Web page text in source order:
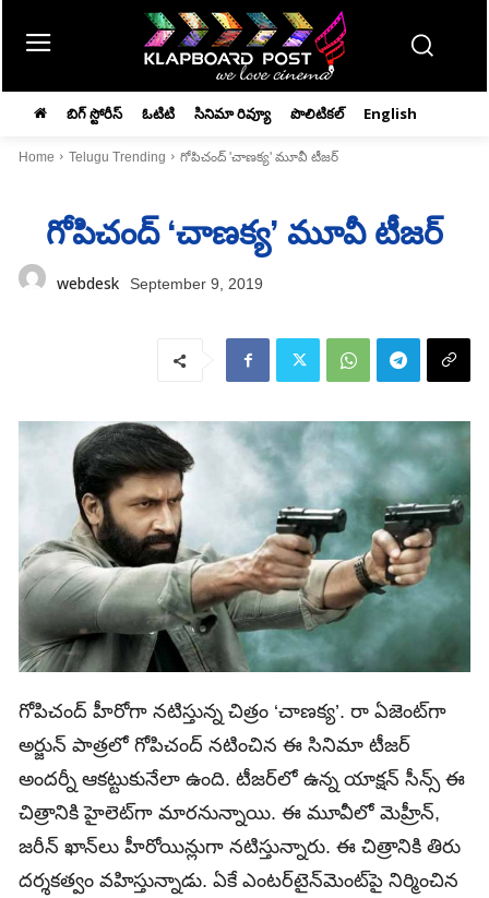
బిగ్ స్టోరీస్ ఓటిటి సినిమా రివ్యూ పొలిటికల్ English
Home Telugu Trending గోపిచంద్‌ 'చాణక్య' మూవీ టీజర్‌
గోపిచంద్‌ ‘చాణక్య’ మూవీ టీజర్‌
webdesk September 9, 2019
గోపిచంద్‌ హీరోగా నటిస్తున్న చిత్రం ‘చాణక్య’. రా ఏజెంట్‌గా
అర్జున్‌ పాత్రలో గోపిచంద్‌ నటించిన ఈ సినిమా టీజర్‌
అందర్నీ ఆకట్టుకునేలా ఉంది. టీజర్‌లో ఉన్న యాక్షన్‌ సీన్స్‌ ఈ
చిత్రానికి హైలెట్‌గా మారనున్నాయి. ఈ మూవీలో మెహ్రీన్‌,
జరీన్‌ ఖాన్‌లు హీరోయిన్లుగా నటిస్తున్నారు. ఈ చిత్రానికి తిరు
దర్శకత్వం వహిస్తున్నాడు. ఏకే ఎంటర్‌టైన్‌మెంట్‌పై నిర్మించిన